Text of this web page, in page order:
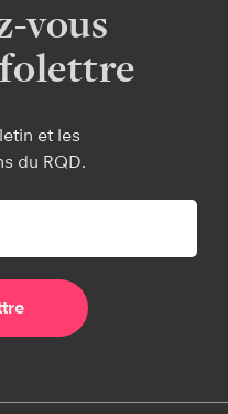
vous
et les
du RQD.